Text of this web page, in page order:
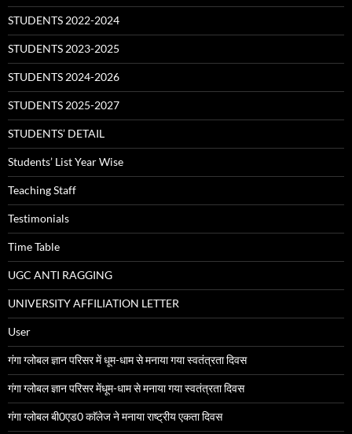
STUDENTS 2022-2024
STUDENTS 2023-2025
STUDENTS 2024-2026
STUDENTS 2025-2027
STUDENTS’ DETAIL
Students’ List Year Wise
Teaching Staff
Testimonials
Time Table
UGC ANTI RAGGING
UNIVERSITY AFFILIATION LETTER
User
गंगा ग्लोबल ज्ञान परिसर में धूम-धाम से मनाया गया स्वतंत्रता दिवस
गंगा ग्लोबल ज्ञान परिसर मेंधूम-धाम से मनाया गया स्वतंत्रता दिवस
गंगा ग्लोबल बी0एड0 काॅलेज ने मनाया राष्ट्रीय एकता दिवस